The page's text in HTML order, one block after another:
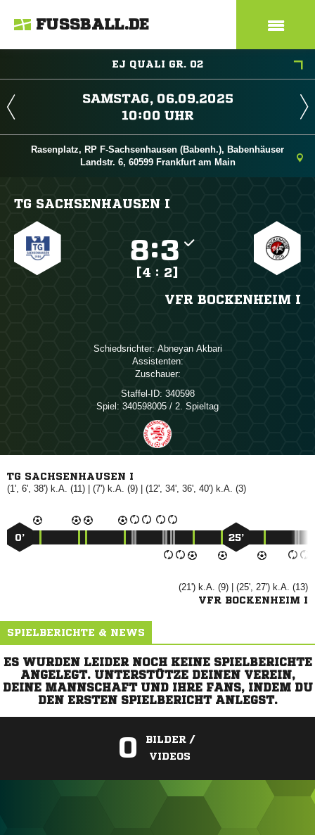
FUSSBALL.DE
EJ QUALI GR. 02
 
 
Rasenplatz, RP F-Sachsenhausen (Babenh.), Babenhäuser
Landstr. 6, 60599 Frankfurt am Main
TG SACHSENHAUSEN I
:
[4 : 2]
VFR BOCKENHEIM I
Schiedsrichter:  
Assistenten:
Zuschauer:
Staffel-ID: 340598
Spiel: 340598005 / 2. Spieltag
TG SACHSENHAUSEN I
(1', 6', 38') k.A. (11) | (7') k.A. (9) | (12', 34', 36', 40') k.A. (3)
0’ 25’
(21') k.A. (9) | (25', 27') k.A. (13)
VFR BOCKENHEIM I
SPIELBERICHTE & NEWS
ES WURDEN LEIDER NOCH KEINE SPIELBERICHTE
ANGELEGT. UNTERSTÜTZE DEINEN VEREIN,
DEINE MANNSCHAFT UND IHRE FANS, INDEM DU
DEN ERSTEN SPIELBERICHT ANLEGST.
0
BILDER /
VIDEOS